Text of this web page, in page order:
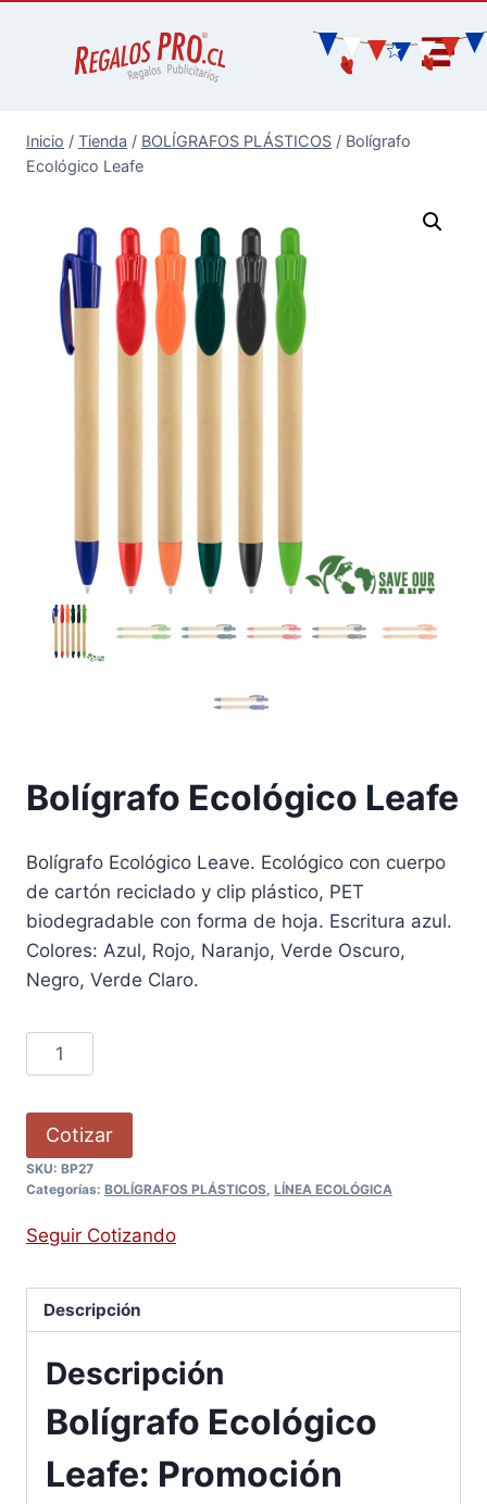
Inicio / Tienda / BOLÍGRAFOS PLÁSTICOS / Bolígrafo
Ecológico Leafe
Bolígrafo Ecológico Leafe
Bolígrafo Ecológico Leave. Ecológico con cuerpo
de cartón reciclado y clip plástico, PET
biodegradable con forma de hoja. Escritura azul.
Colores: Azul, Rojo, Naranjo, Verde Oscuro,
Negro, Verde Claro.
Cotizar
SKU: BP27
Categorías: BOLÍGRAFOS PLÁSTICOS, LÍNEA ECOLÓGICA
Seguir Cotizando
Descripción
Descripción
Bolígrafo Ecológico
Leafe: Promoción